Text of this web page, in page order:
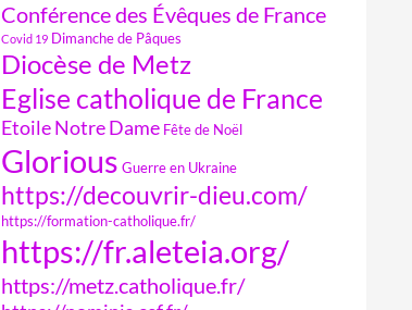
Conférence des Évêques de France
Covid 19 Dimanche de Pâques
Diocèse de Metz
Eglise catholique de France
Etoile Notre Dame Fête de Noël
Glorious Guerre en Ukraine
https://decouvrir-dieu.com/
https://formation-catholique.fr/
https://fr.aleteia.org/
https://metz.catholique.fr/